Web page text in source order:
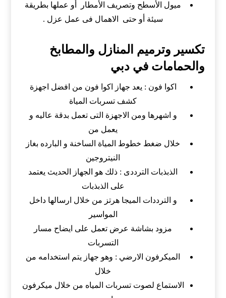
ميول الأسطح وتصريف الأمطار أو عملها بطريقة
سيئة أو حتى الاهمال فى عمل عزل .
تكسير وترميم المنازل والمطابخ
والحمامات في دبي
اكوا فون : يعد جهاز اكوا فون من افضل اجهزة
كشف تسربات المياة
و اشهرها ومن الاجهزة التى تعمل بدقة عاليه و
يعمل من
خلال ضغط خطوط المياة الساخنة و البارده بغاز
النيتروجين
الذبذبات الترددى : ذلك هو الجهاز الحديث يعتمد
على الذبذبات
و الترددات الميجا هرتز من خلال ارسالها داخل
المواسير
مزود بشاشة عرض تعمل على ايضاح مسار
التسربات
الميكرفون الارضي : وهو جهاز يتم استخدامه من
خلال
الاستماع لصوت تسربات المياه من خلال ميكرفون